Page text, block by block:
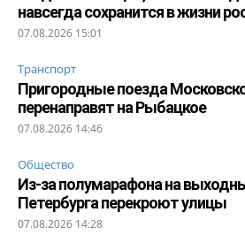
навсегда сохранится в жизни
07.08.2026 15:01
Транспорт
Пригородные поезда
перенаправят на Рыбацкое
07.08.2026 14:46
Общество
Из-за полумарафона на
Петербурга перекроют улицы
07.08.2026 14:28